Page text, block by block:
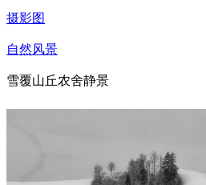
摄影图
自然风景
雪覆山丘农舍静景